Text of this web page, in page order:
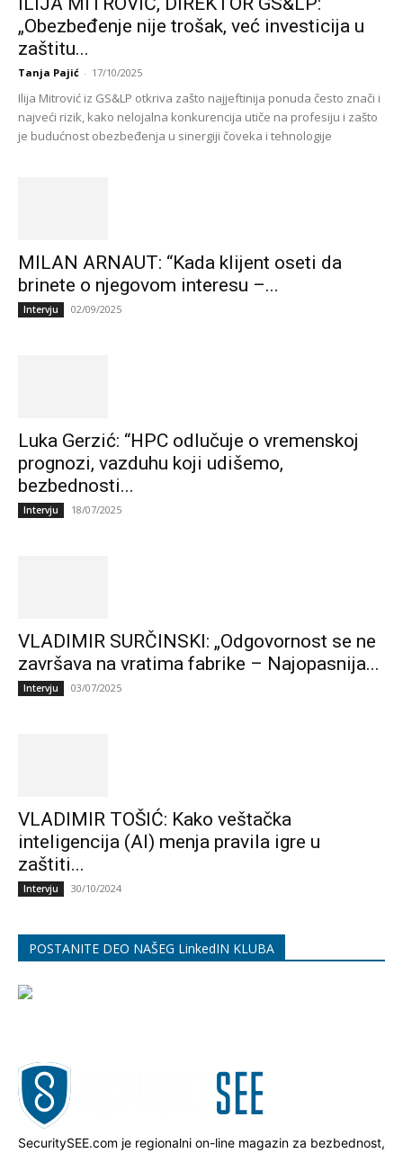
„Obezbeđenje nije trošak, već investicija u
zaštitu...
Tanja Pajić - 17/10/2025
Ilija Mitrović iz GS&LP otkriva zašto najjeftinija ponuda često znači i
najveći rizik, kako nelojalna konkurencija utiče na profesiju i zašto
je budućnost obezbeđenja u sinergiji čoveka i tehnologije
MILAN ARNAUT: “Kada klijent oseti da
brinete o njegovom interesu –...
Intervju 02/09/2025
Luka Gerzić: “HPC odlučuje o vremenskoj
prognozi, vazduhu koji udišemo,
bezbednosti...
Intervju 18/07/2025
VLADIMIR SURČINSKI: „Odgovornost se ne
završava na vratima fabrike – Najopasnija...
Intervju 03/07/2025
VLADIMIR TOŠIĆ: Kako veštačka
inteligencija (AI) menja pravila igre u
zaštiti...
Intervju 30/10/2024
POSTANITE DEO NAŠEG LinkedIN KLUBA
SecuritySEE.com je regionalni on-line magazin za bezbednost,